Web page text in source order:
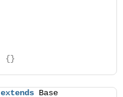
{}
extends Base